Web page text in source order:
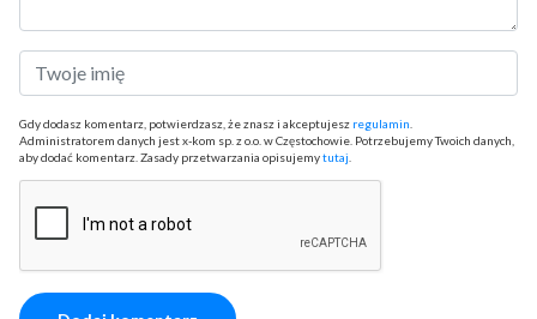
Gdy dodasz komentarz, potwierdzasz, że znasz i akceptujesz regulamin
Administratorem danych jest x-kom sp. z o.o. w Częstochowie. Potrzebujemy Twoich danych,
aby dodać komentarz. Zasady przetwarzania opisujemytutaj